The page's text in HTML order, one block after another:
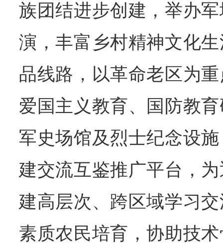
族团结进步创建，举办
演，丰富乡村精神文化
品线路，以革命老区为
爱国主义教育、国防教
军史场馆及烈士纪念设
建交流互鉴推广平台，
建高层次、跨区域学习
素质农民培育，协助技